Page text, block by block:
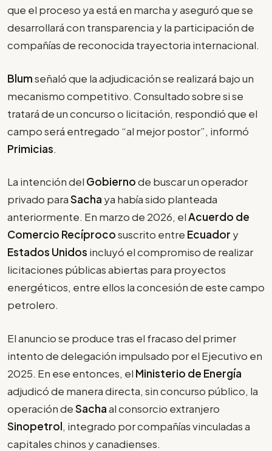
que el proceso ya está en marcha y aseguró que se
desarrollará con transparencia y la participación de
compañías de reconocida trayectoria internacional.
Blumseñaló que la adjudicación se realizará bajo un
mecanismo competitivo. Consultado sobre si se
tratará de un concurso o licitación, respondió que el
campo será entregado “al mejor postor”, informó
Primicias.
La intención del Gobiernode buscar un operador
privado paraSacha ya había sido planteada
anteriormente. En marzo de 2026, elAcuerdo de
Comercio Recíprocosuscrito entre Ecuador y
Estados Unidos incluyó el compromiso de realizar
licitaciones públicas abiertas para proyectos
energéticos, entre ellos la concesión de este campo
petrolero.
El anuncio se produce tras el fracaso del primer
intento de delegación impulsado por el Ejecutivo en
2025. En ese entonces, el Ministerio de Energía
adjudicó de manera directa, sin concurso público, la
operación deSachaal consorcio extranjero
Sinopetrol, integrado por compañías vinculadas a
capitales chinos y canadienses.